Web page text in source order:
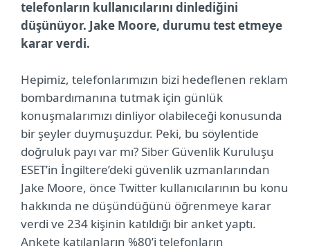
telefonların kullanıcılarını dinlediğini
düşünüyor. Jake Moore, durumu test etmeye
karar verdi.
Hepimiz, telefonlarımızın bizi hedeflenen reklam
bombardımanına tutmak için günlük
konuşmalarımızı dinliyor olabileceği konusunda
bir şeyler duymuşuzdur. Peki, bu söylentide
doğruluk payı var mı? Siber Güvenlik Kuruluşu
ESET’in İngiltere’deki güvenlik uzmanlarından
Jake Moore, önce Twitter kullanıcılarının bu konu
hakkında ne düşündüğünü öğrenmeye karar
verdi ve 234 kişinin katıldığı bir anket yaptı.
Ankete katılanların %80’i telefonların